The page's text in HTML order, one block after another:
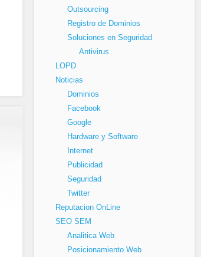
Outsourcing
Registro de Dominios
Soluciones en Seguridad
Antivirus
LOPD
Noticias
Dominios
Facebook
Google
Hardware y Software
Internet
Publicidad
Seguridad
Twitter
Reputacion OnLine
SEO SEM
Analitica Web
Posicionamiento Web